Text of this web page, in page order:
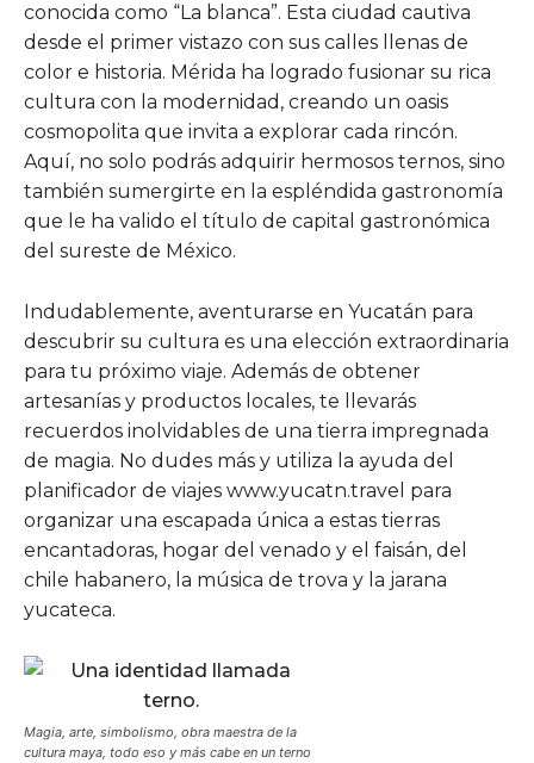
conocida como “La blanca”. Esta ciudad cautiva
desde el primer vistazo con sus calles llenas de
color e historia. Mérida ha logrado fusionar su rica
cultura con la modernidad, creando un oasis
cosmopolita que invita a explorar cada rincón.
Aquí, no solo podrás adquirir hermosos ternos, sino
también sumergirte en la espléndida gastronomía
que le ha valido el título de capital gastronómica
del sureste de México.
Indudablemente, aventurarse en Yucatán para
descubrir su cultura es una elección extraordinaria
para tu próximo viaje. Además de obtener
artesanías y productos locales, te llevarás
recuerdos inolvidables de una tierra impregnada
de magia. No dudes más y utiliza la ayuda del
planificador de viajes www.yucatn.travel para
organizar una escapada única a estas tierras
encantadoras, hogar del venado y el faisán, del
chile habanero, la música de trova y la jarana
yucateca.
Magia, arte, simbolismo, obra maestra de la
cultura maya, todo eso y más cabe en un terno